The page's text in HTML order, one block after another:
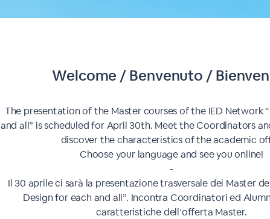
Welcome / Benvenuto /
The presentation of the Master courses of the IED Network
and all” is scheduled for April 30th. Meet the Coordinators
discover the characteristics of the academic
Choose your language and see you online!
-
Il 30 aprile ci sarà la presentazione trasversale dei Master
Design for each and all”. Incontra Coordinatori ed
caratteristiche dell’offerta Master.